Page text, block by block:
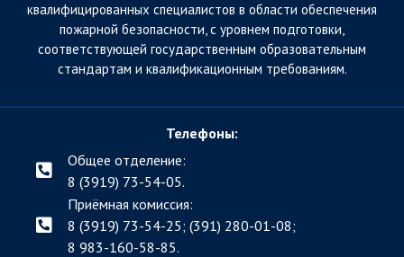
квалифицированных специалистов в области обеспечения
пожарной безопасности, с уровнем подготовки,
соответствующей государственным образовательным
стандартам и квалификационным требованиям.
Телефоны:
Общее отделение:
8 (3919) 73-54-05.
Приёмная комиссия:
8 (3919) 73-54-25; (391) 280-01-08;
8 983-160-58-85.